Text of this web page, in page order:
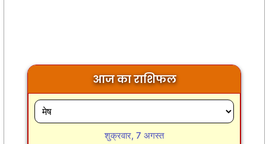
आज का राशिफल
शुक्रवार, 7 अगस्त